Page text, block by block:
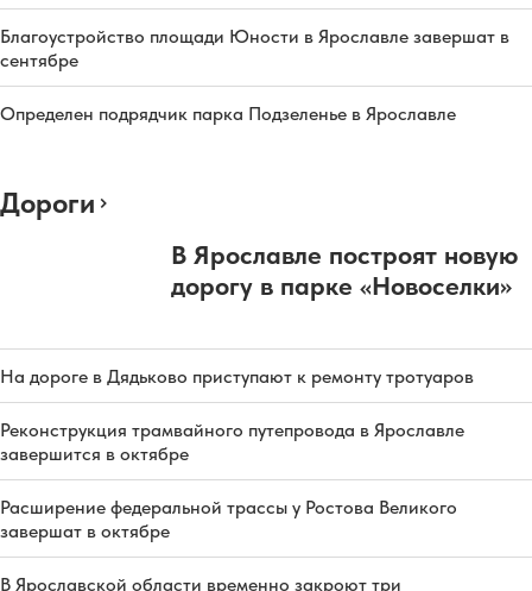
Благоустройство площади Юности в Ярославле завершат в
сентябре
Определен подрядчик парка Подзеленье в Ярославле
Дороги
В Ярославле построят новую
дорогу в парке «Новоселки»
На дороге в Дядьково приступают к ремонту тротуаров
Реконструкция трамвайного путепровода в Ярославле
завершится в октябре
Расширение федеральной трассы у Ростова Великого
завершат в октябре
В Ярославской области временно закроют три